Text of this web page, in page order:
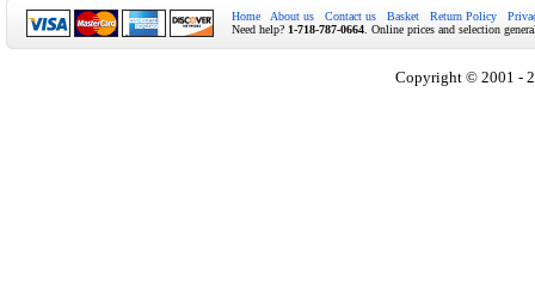
Home About us Contact us Basket Return Policy
Need help? 1-718-787-0664 . Online prices and selection
Copyright © 2001 -